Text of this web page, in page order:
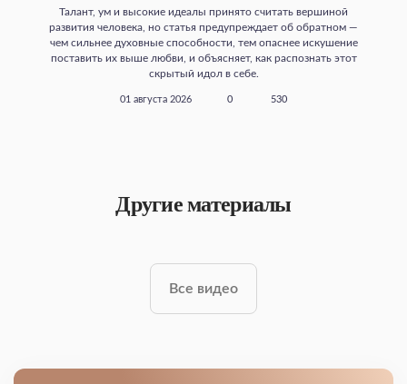
Талант, ум и высокие идеалы принято считать вершиной
развития человека, но статья предупреждает об обратном —
чем сильнее духовные способности, тем опаснее искушение
поставить их выше любви, и объясняет, как распознать этот
скрытый идол в себе.
01 августа 2026 0 530
Другие материалы
Все видео